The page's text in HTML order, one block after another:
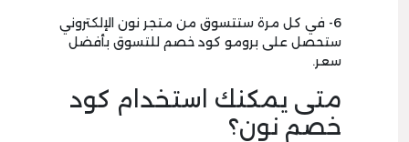
6- في كل مرة ستتسوق من متجر نون الإلكتروني
ستحصل على برومو كود خصم للتسوق بأفضل
سعر.
متى يمكنك استخدام كود
خصم نون؟